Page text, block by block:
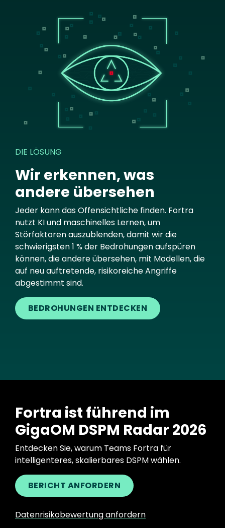
DIE LÖSUNG
Wir erkennen, was
andere übersehen
Jeder kann das Offensichtliche finden. Fortra
nutzt KI und maschinelles Lernen, um
Störfaktoren auszublenden, damit wir die
schwierigsten 1 % der Bedrohungen aufspüren
können, die andere übersehen, mit Modellen, die
auf neu auftretende, risikoreiche Angriffe
abgestimmt sind.
BEDROHUNGEN ENTDECKEN
Fortra ist führend im
GigaOM DSPM Radar 2026
Entdecken Sie, warum Teams Fortra für
intelligenteres, skalierbares DSPM wählen.
BERICHT ANFORDERN
Datenrisikobewertung anfordern